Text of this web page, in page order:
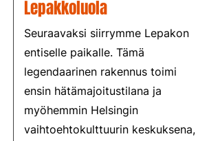
Lepakkoluola
Seuraavaksi siirrymme Lepakon
entiselle paikalle. Tämä
legendaarinen rakennus toimi
ensin hätämajoitustilana ja
myöhemmin Helsingin
vaihtoehtokulttuurin keskuksena,